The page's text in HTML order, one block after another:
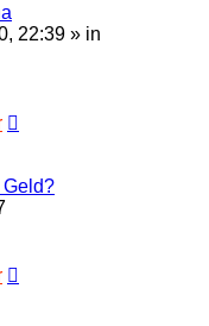
22:39 » in
Geld?